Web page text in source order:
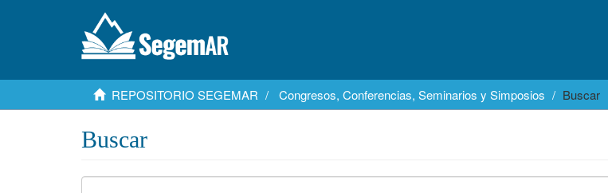
REPOSITORIO SEGEMAR Congresos, Conferencias, Seminarios y Simposios Buscar
Buscar